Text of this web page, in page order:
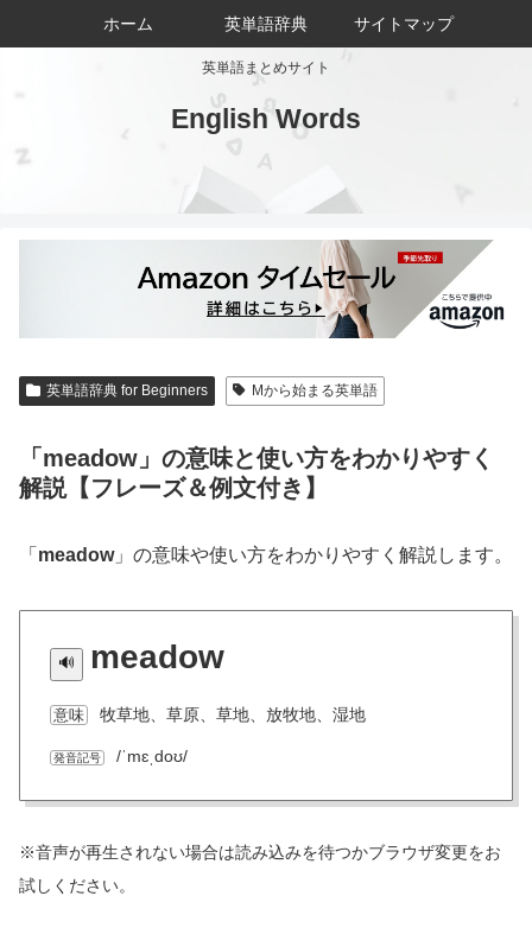
英単語まとめサイト
English Words
ホーム 英単語辞典 サイトマップ
英単語辞典 for Beginners Mから始まる英単語
「meadow」の意味と使い方をわかりやすく
解説【フレーズ＆例文付き】
「 meadow」の意味や使い方をわかりやすく解説します。
meadow
意味 牧草地、草原、草地、放牧地、湿地
発音記号 /ˈmɛˌdoʊ/
※音声が再生されない場合は読み込みを待つかブラウザ変更をお
試しください。